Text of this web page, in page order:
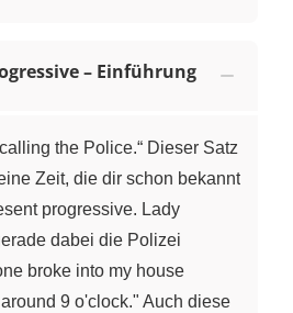
– Einführung
the Police.“ Dieser Satz
Zeit, die dir schon bekannt
progressive. Lady
dabei die Polizei
broke into my house
9 o'clock." Auch diese